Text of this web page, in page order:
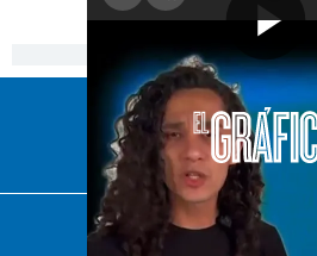
[Publicidad]
El Universal